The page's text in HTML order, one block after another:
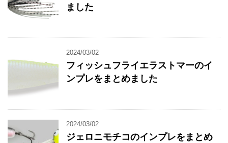
ました
2024/03/02
フィッシュフライエラストマーのイ
ンプレをまとめました
2024/03/02
ジェロニモチコのインプレをまとめ